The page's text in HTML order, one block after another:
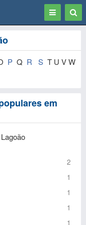
Toggle
P Q R S T U V W
em
2
1
1
1
1